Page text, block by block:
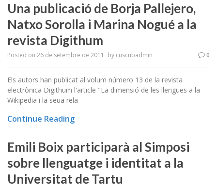
Una publicació de Borja Pallejero,
Natxo Sorolla i Marina Nogué a la
revista Digithum
Posted on 26 de setembre de 2011 by cuscubadmin 0
Els autors han publicat al volum número 13 de la revista
electrònica Digithum l'article "La dimensió de les llengües a la
Wikipedia i la seua rela
Continue Reading
Emili Boix participarà al Simposi
sobre llenguatge i identitat a la
Universitat de Tartu